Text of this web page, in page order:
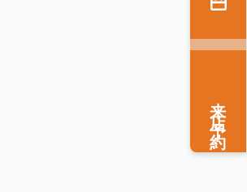
来店予約